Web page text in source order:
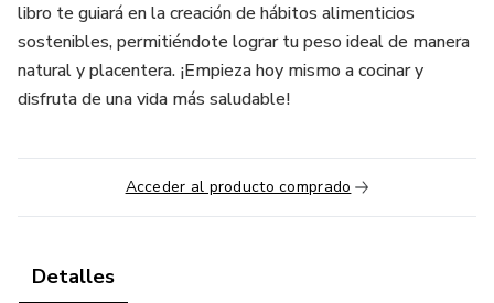
libro te guiará en la creación de hábitos alimenticios
sostenibles, permitiéndote lograr tu peso ideal de manera
natural y placentera. ¡Empieza hoy mismo a cocinar y
disfruta de una vida más saludable!
Acceder al producto comprado
Detalles